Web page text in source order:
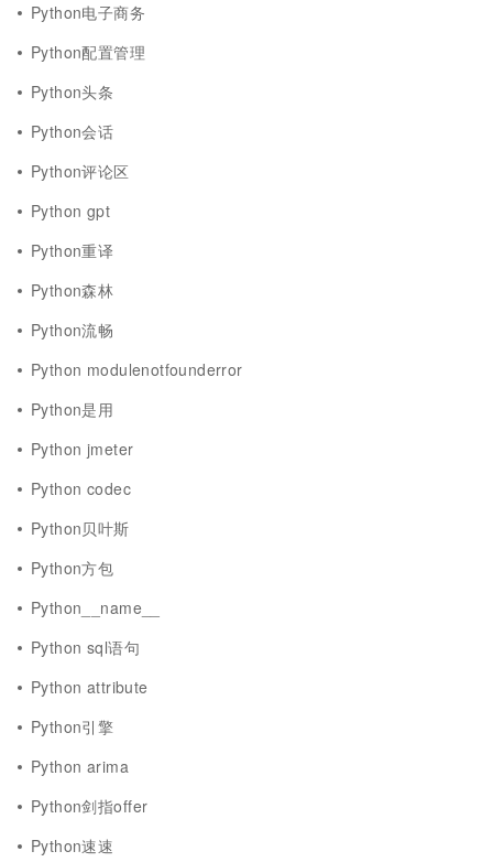
Python电子商务
Python配置管理
Python头条
Python会话
Python评论区
Python gpt
Python重译
Python森林
Python流畅
Python modulenotfounderror
Python是用
Python jmeter
Python codec
Python贝叶斯
Python方包
Python__name__
Python sql语句
Python attribute
Python引擎
Python arima
Python剑指offer
Python速速